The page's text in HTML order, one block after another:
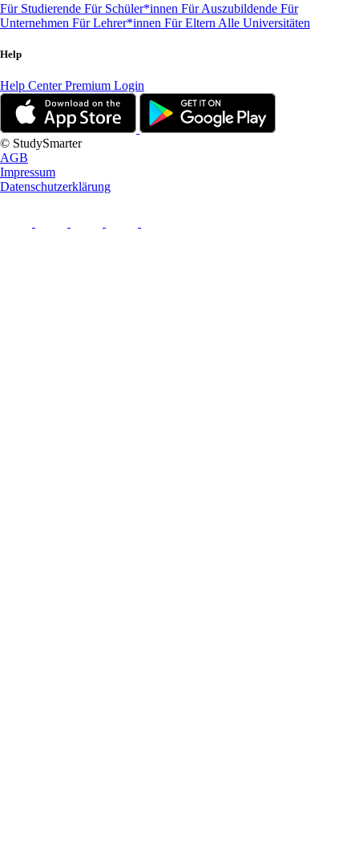
Für Studierende Für Schüler*innen Für Auszubildende Für
Unternehmen Für Lehrer*innen Für Eltern Alle Universitäten
Help
Help CenterPremium Login
© StudySmarter
AGB
Impressum
Datenschutzerklärung